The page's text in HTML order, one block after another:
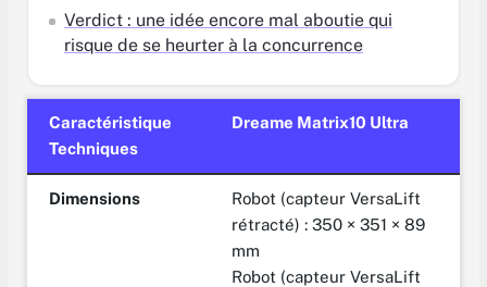
Verdict : une idée encore mal aboutie qui
risque de se heurter à la concurrence
Caractéristique
Techniques
Dreame Matrix10 Ultra
Dimensions
Robot (capteur VersaLift
rétracté) : 350 × 351 × 89
mm
Robot (capteur VersaLift